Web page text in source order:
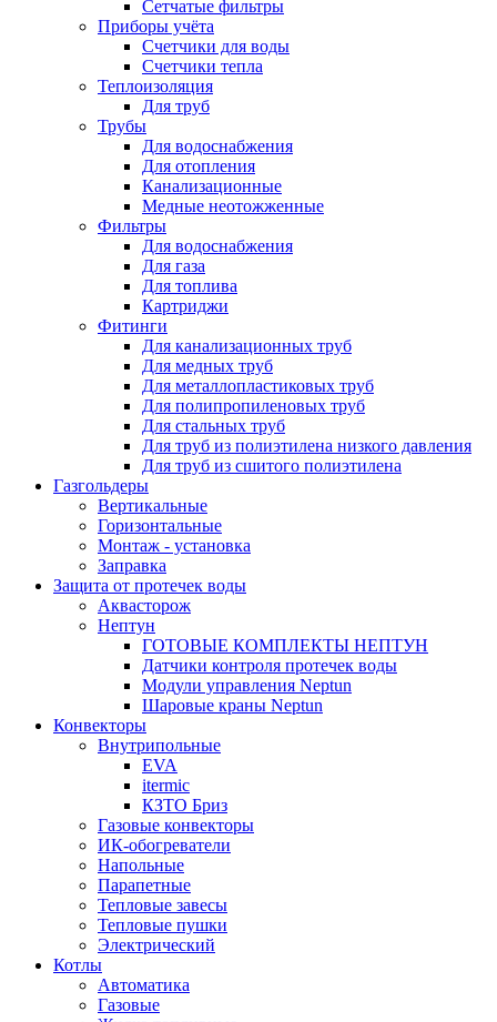
Сетчатые фильтры
Приборы учёта
Счетчики для воды
Счетчики тепла
Теплоизоляция
Для труб
Трубы
Для водоснабжения
Для отопления
Канализационные
Медные неотожженные
Фильтры
Для водоснабжения
Для газа
Для топлива
Картриджи
Фитинги
Для канализационных труб
Для медных труб
Для металлопластиковых труб
Для полипропиленовых труб
Для стальных труб
Для труб из полиэтилена низкого давления
Для труб из сшитого полиэтилена
Газгольдеры
Вертикальные
Горизонтальные
Монтаж - установка
Заправка
Защита от протечек воды
Аквасторож
Нептун
ГОТОВЫЕ КОМПЛЕКТЫ НЕПТУН
Датчики контроля протечек воды
Модули управления Neptun
Шаровые краны Neptun
Конвекторы
Внутрипольные
EVA
itermic
КЗТО Бриз
Газовые конвекторы
ИК-обогреватели
Напольные
Парапетные
Тепловые завесы
Тепловые пушки
Электрический
Котлы
Автоматика
Газовые